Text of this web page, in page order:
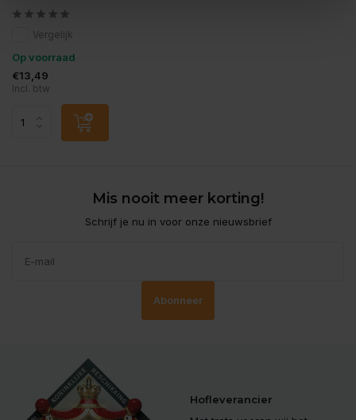
Vergelijk
Op voorraad
€13,49
Incl. btw
Mis nooit meer korting!
Schrijf je nu in voor onze nieuwsbrief
Abonneer
Hofleverancier